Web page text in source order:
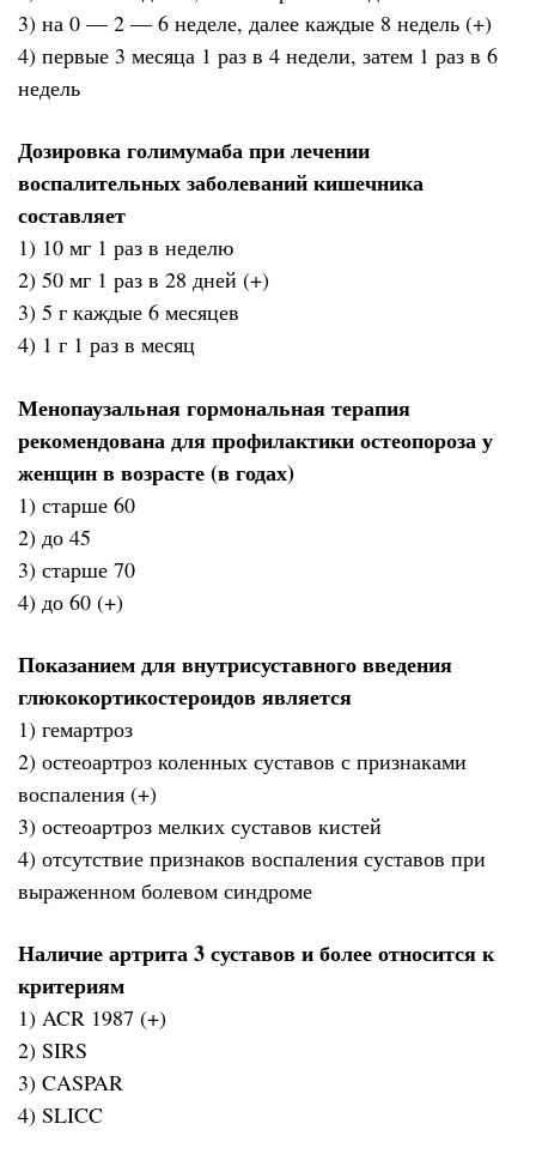
3) на 0 — 2 — 6 неделе, далее каждые 8 недель (+)
4) первые 3 месяца 1 раз в 4 недели, затем 1 раз в 6
недель
Дозировка голимумаба при лечении
воспалительных заболеваний кишечника
составляет
1) 10 мг 1 раз в неделю
2) 50 мг 1 раз в 28 дней (+)
3) 5 г каждые 6 месяцев
4) 1 г 1 раз в месяц
Менопаузальная гормональная терапия
рекомендована для профилактики остеопороза у
женщин в возрасте (в годах)
1) старше 60
2) до 45
3) старше 70
4) до 60 (+)
Показанием для внутрисуставного введения
глюкокортикостероидов является
1) гемартроз
2) остеоартроз коленных суставов с признаками
воспаления (+)
3) остеоартроз мелких суставов кистей
4) отсутствие признаков воспаления суставов при
выраженном болевом синдроме
Наличие артрита 3 суставов и более относится к
критериям
1) ACR 1987 (+)
2) SIRS
3) CASPAR
4) SLICC